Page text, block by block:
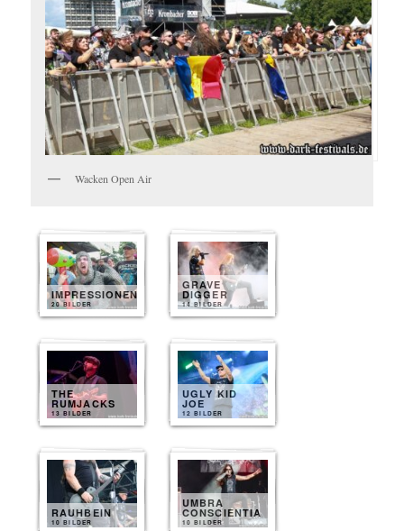
Wacken Open Air
IMPRESSIONEN
20 BILDER
GRAVE
DIGGER
14 BILDER
THE
RUMJACKS
13 BILDER
UGLY KID
JOE
12 BILDER
RAUHBEIN
10 BILDER
UMBRA
CONSCIENTIA
10 BILDER